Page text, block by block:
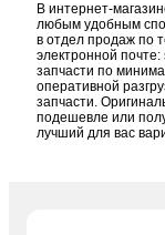
В интернет-
любым удобным
в отдел продаж по
электронной почте:
запчасти по
оперативной
запчасти.
подешевле или
лучший для вас